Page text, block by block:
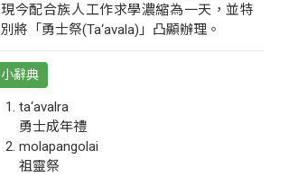
現今配合族人工作求學濃縮為一天，並特
別將「勇士祭(Ta‘avala)」凸顯辦理。
小辭典
ta‘avalra
勇士成年禮
molapangolai
祖靈祭